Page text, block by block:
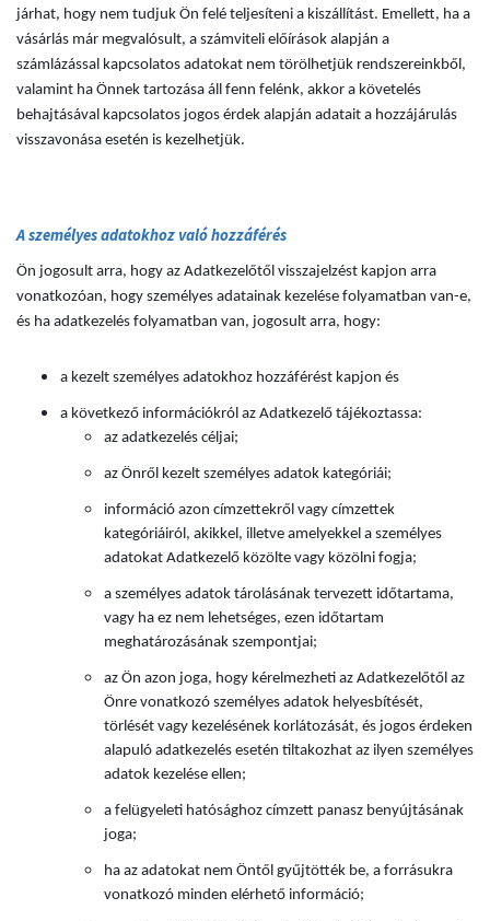
járhat, hogy nem tudjuk Ön felé teljesíteni a kiszállítást. Emellett, ha a
vásárlás már megvalósult, a számviteli előírások alapján a
számlázással kapcsolatos adatokat nem törölhetjük rendszereinkből,
valamint ha Önnek tartozása áll fenn felénk, akkor a követelés
behajtásával kapcsolatos jogos érdek alapján adatait a hozzájárulás
visszavonása esetén is kezelhetjük.
A személyes adatokhoz való hozzáférés
Ön jogosult arra, hogy az Adatkezelőtől visszajelzést kapjon arra
vonatkozóan, hogy személyes adatainak kezelése folyamatban van-e,
és ha adatkezelés folyamatban van, jogosult arra, hogy:
a kezelt személyes adatokhoz hozzáférést kapjon és
a következő információkról az Adatkezelő tájékoztassa:
az adatkezelés céljai;
az Önről kezelt személyes adatok kategóriái;
információ azon címzettekről vagy címzettek
kategóriáiról, akikkel, illetve amelyekkel a személyes
adatokat Adatkezelő közölte vagy közölni fogja;
a személyes adatok tárolásának tervezett időtartama,
vagy ha ez nem lehetséges, ezen időtartam
meghatározásának szempontjai;
az Ön azon joga, hogy kérelmezheti az Adatkezelőtől az
Önre vonatkozó személyes adatok helyesbítését,
törlését vagy kezelésének korlátozását, és jogos érdeken
alapuló adatkezelés esetén tiltakozhat az ilyen személyes
adatok kezelése ellen;
a felügyeleti hatósághoz címzett panasz benyújtásának
joga;
ha az adatokat nem Öntől gyűjtötték be, a forrásukra
vonatkozó minden elérhető információ;